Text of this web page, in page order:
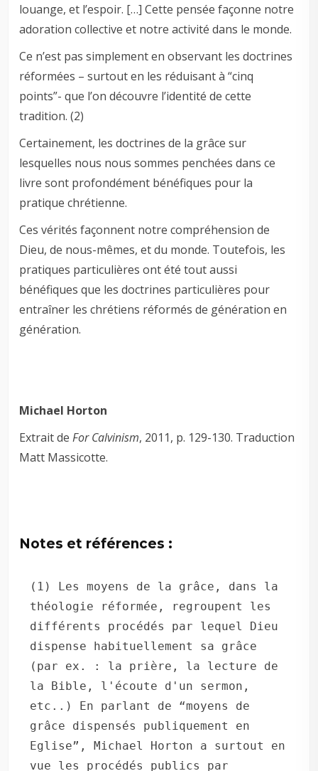
louange, et l’espoir. […] Cette pensée façonne notre
adoration collective et notre activité dans le monde.
Ce n’est pas simplement en observant les doctrines
réformées – surtout en les réduisant à “cinq
points”- que l’on découvre l’identité de cette
tradition. (2)
Certainement, les doctrines de la grâce sur
lesquelles nous nous sommes penchées dans ce
livre sont profondément bénéfiques pour la
pratique chrétienne.
Ces vérités façonnent notre compréhension de
Dieu, de nous-mêmes, et du monde. Toutefois, les
pratiques particulières ont été tout aussi
bénéfiques que les doctrines particulières pour
entraîner les chrétiens réformés de génération en
génération.
Michael Horton
Extrait deFor Calvinism, 2011, p. 129-130. Traduction
Matt Massicotte.
Notes et références :
(1) Les moyens de la grâce, dans la
théologie réformée, regroupent les
différents procédés par lequel Dieu
dispense habituellement sa grâce
(par ex. : la prière, la lecture de
la Bible, l'écoute d'un sermon,
etc..) En parlant de “moyens de
grâce dispensés publiquement en
Eglise”, Michael Horton a surtout en
vue les procédés publics par